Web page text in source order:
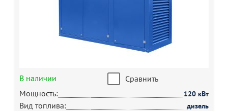
В наличии
Сравнить
Мощность:
120 кВт
Вид топлива: дизель